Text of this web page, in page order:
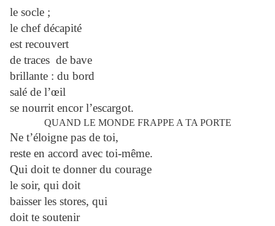
le socle ;
le chef décapité
est recouvert
de traces de bave
brillante : du bord
salé de l’œil
se nourrit encor l’escargot.
QUAND LE MONDE FRAPPE A TA PORTE
Ne t’éloigne pas de toi,
reste en accord avec toi-même.
Qui doit te donner du courage
le soir, qui doit
baisser les stores, qui
doit te soutenir